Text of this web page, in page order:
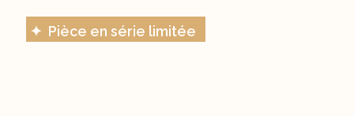
✦ Pièce en série limitée